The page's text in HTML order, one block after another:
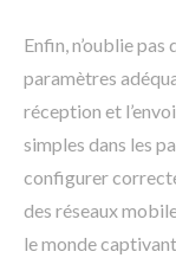
Enfin, n’oublie pas
paramètres
réception et
simples dans les
configurer
des réseaux
le monde